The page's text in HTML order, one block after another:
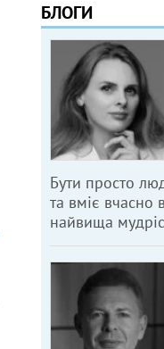
БЛОГИ
Бути просто
та вміє вчасно
найвища